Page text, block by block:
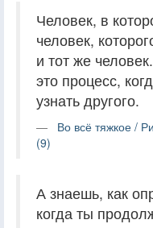
Человек, в
человек,
и тот же
это процесс,
узнать другого.
Во всё тяжкое /
(9)
А знаешь, как
когда ты